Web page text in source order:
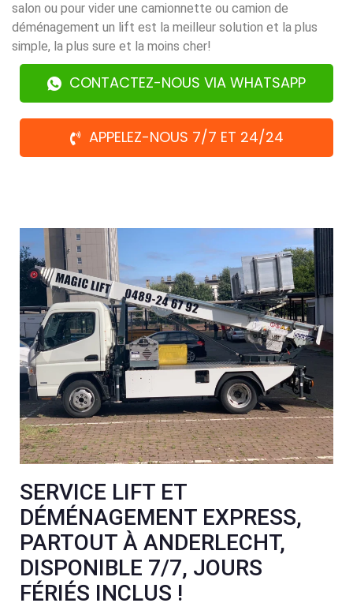
salon ou pour vider une camionnette ou camion de
déménagement un lift est la meilleur solution et la plus
simple, la plus sure et la moins cher!
CONTACTEZ-NOUS VIA WHATSAPP
APPELEZ-NOUS 7/7 ET 24/24
SERVICE LIFT ET
DÉMÉNAGEMENT EXPRESS,
PARTOUT À ANDERLECHT,
DISPONIBLE 7/7, JOURS
FÉRIÉS INCLUS !